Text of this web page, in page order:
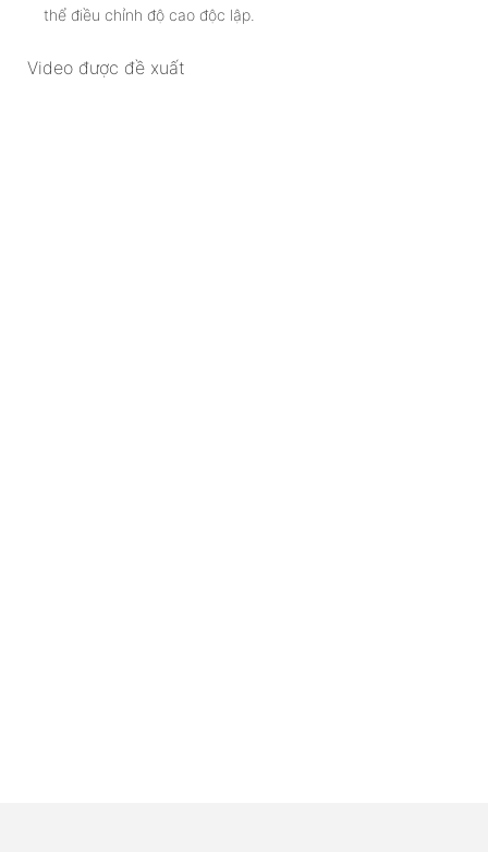
thể điều chỉnh độ cao độc lập.
Video được đề xuất